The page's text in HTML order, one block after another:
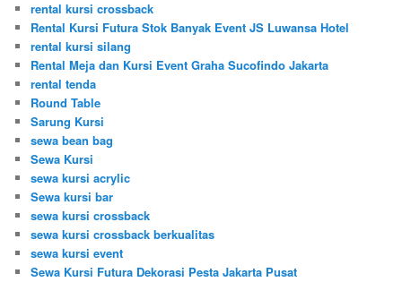
rental kursi crossback
Rental Kursi Futura Stok Banyak Event JS Luwansa Hotel
rental kursi silang
Rental Meja dan Kursi Event Graha Sucofindo Jakarta
rental tenda
Round Table
Sarung Kursi
sewa bean bag
Sewa Kursi
sewa kursi acrylic
Sewa kursi bar
sewa kursi crossback
sewa kursi crossback berkualitas
sewa kursi event
Sewa Kursi Futura Dekorasi Pesta Jakarta Pusat